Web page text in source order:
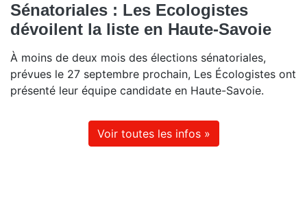
Sénatoriales : Les Ecologistes
dévoilent la liste en Haute-Savoie
À moins de deux mois des élections sénatoriales,
prévues le 27 septembre prochain, Les Écologistes ont
présenté leur équipe candidate en Haute-Savoie.
Voir toutes les infos »